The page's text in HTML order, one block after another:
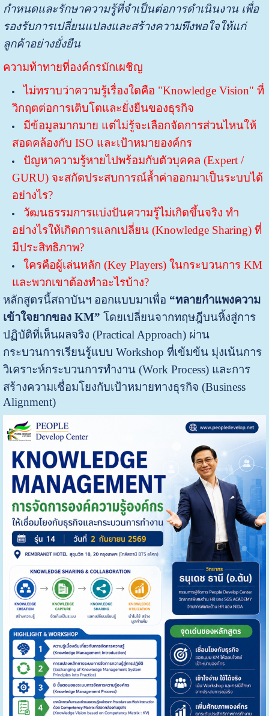
กำหนดและรักษาความรู้ที่จำเป็นต่อการดำเนินงาน เพื่อ
รองรับการเปลี่ยนแปลงและสร้างความพึงพอใจให้แก่
ลูกค้าอย่างยั่งยืน
ความท้าทายที่องค์กรมักเผชิญ
ไม่ทราบว่าความรู้เรื่องใดคือ "Knowledge Vision" ที่
วิกฤตต่อการเติบโตและยั่งยืนของธุรกิจ
มีข้อมูลมากมาย แต่ไม่รู้จะเลือกจัดการส่วนไหนให้
สอดคล้องกับ ISO และเป้าหมายองค์กร
ปัญหาความรู้หายไปพร้อมกับตัวบุคคล (Expert /
GURU) จะสกัดประสบการณ์ล้ำค่าออกมาเป็นระบบได้
อย่างไร?
วัฒนธรรมการแบ่งปันความรู้ไม่เกิดขึ้นจริง ทำ
อย่างไรให้เกิดการแลกเปลี่ยน (Knowledge Sharing) ที่
มีประสิทธิภาพ?
ใครคือผู้เล่นหลัก (Key Players) ในกระบวนการ KM
และพวกเขาต้องทำอะไรบ้าง?
หลักสูตรนี้สถาบันฯ ออกแบบมาเพื่อ “ทลายกำแพงความ
เข้าใจยากของ KM” โดยเปลี่ยนจากทฤษฎีบนหิ้งสู่การ
ปฏิบัติที่เห็นผลจริง (Practical Approach) ผ่าน
กระบวนการเรียนรู้แบบ Workshop ที่เข้มข้น มุ่งเน้นการ
วิเคราะห์กระบวนการทำงาน (Work Process) และการ
สร้างความเชื่อมโยงกับเป้าหมายทางธุรกิจ (Business
Alignment)